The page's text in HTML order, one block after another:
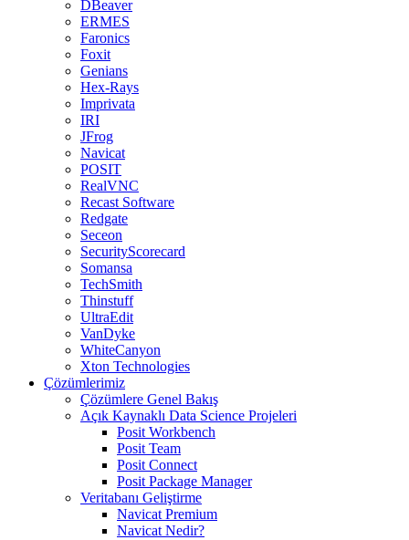
DBeaver
ERMES
Faronics
Foxit
Genians
Hex-Rays
Imprivata
IRI
JFrog
Navicat
POSIT
RealVNC
Recast Software
Redgate
Seceon
SecurityScorecard
Somansa
TechSmith
Thinstuff
UltraEdit
VanDyke
WhiteCanyon
Xton Technologies
Çözümlerimiz
Çözümlere Genel Bakış
Açık Kaynaklı Data Science Projeleri
Posit Workbench
Posit Team
Posit Connect
Posit Package Manager
Veritabanı Geliştirme
Navicat Premium
Navicat Nedir?